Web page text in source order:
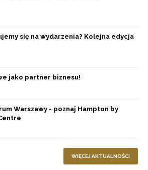
się na wydarzenia? Kolejna edycja
jako partner biznesu!
Warszawy - poznaj Hampton by
WIĘCEJ AKTUALNOŚCI